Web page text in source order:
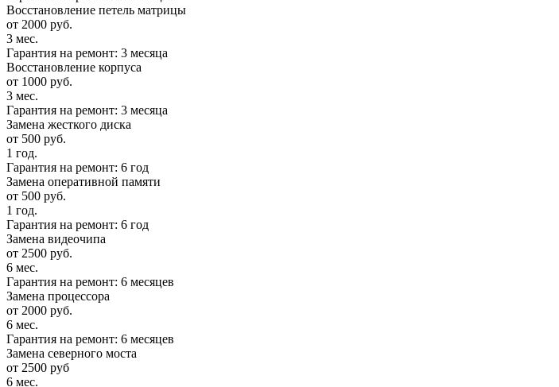
Восстановление петель матрицы
от 2000 руб.
3 мес.
Гарантия на ремонт: 3 месяца
Восстановление корпуса
от 1000 руб.
3 мес.
Гарантия на ремонт: 3 месяца
Замена жесткого диска
от 500 руб.
1 год.
Гарантия на ремонт: 6 год
Замена оперативной памяти
от 500 руб.
1 год.
Гарантия на ремонт: 6 год
Замена видеочипа
от 2500 руб.
6 мес.
Гарантия на ремонт: 6 месяцев
Замена процессора
от 2000 руб.
6 мес.
Гарантия на ремонт: 6 месяцев
Замена северного моста
от 2500 руб
6 мес.